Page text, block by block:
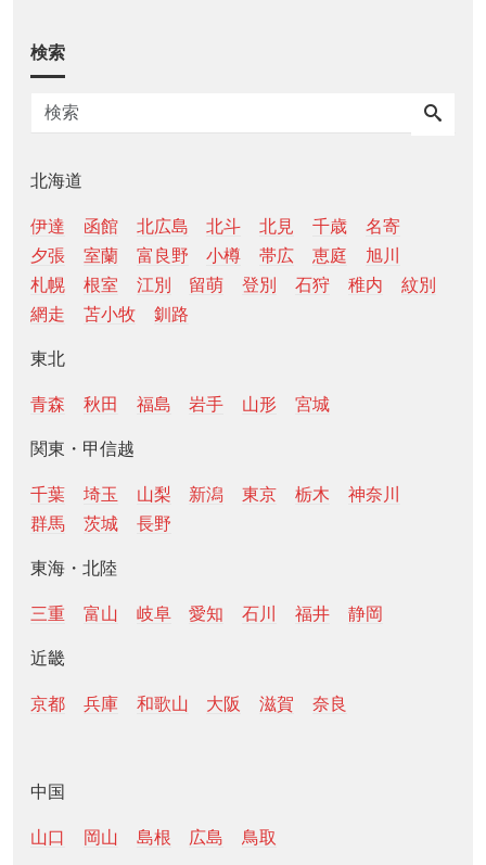
検索
北海道
伊達 函館 北広島 北斗 北見 千歳
名寄
夕張
室蘭 富良野 小樽 帯広 恵庭
旭川
札幌
根室 江別 留萌 登別 石狩 稚内
紋別
網走
苫小牧 釧路
東北
青森 秋田 福島 岩手 山形 宮城
関東・甲信越
千葉 埼玉 山梨 新潟 東京 栃木
神奈川
群馬
茨城 長野
東海・北陸
三重 富山 岐阜 愛知 石川 福井 静岡
近畿
京都 兵庫 和歌山 大阪 滋賀 奈良
中国
山口 岡山 島根 広島 鳥取